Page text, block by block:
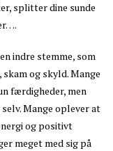
splitter dine sunde
indre stemme, som
og skyld. Mange
færdigheder, men
Mange oplever at
og positivt
meget med sig på